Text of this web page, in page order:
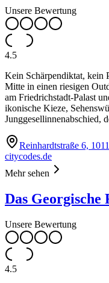
Unsere Bewertung
4.5
Kein Schärpendiktat, kein
Mitte in einen riesigen
am Friedrichstadt-Palast
ikonische Kieze,
Junggesellinnenabschied,
Reinhardtstraße 6,
citycodes.de
Mehr sehen
Das Georgische
Unsere Bewertung
4.5